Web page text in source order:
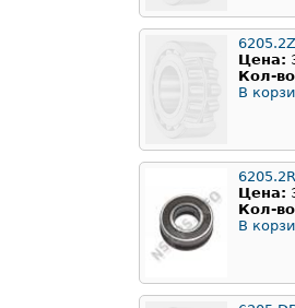
Цена:
Кол-
В
Цена:
Кол-
В